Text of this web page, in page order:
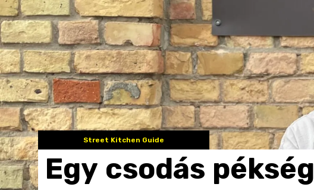
Street Kitchen Guide
Egy csodás pékség